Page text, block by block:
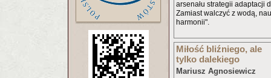
arsenału strategii adaptacji
Zamiast walczyć z wodą,
harmonii".
Miłość bliźniego, ale
tylko dalekiego
Mariusz Agnosiewicz